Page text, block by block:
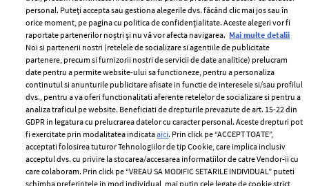
ELLE Style Awards
2024
Despre ELLE
Romania
Contact
Abonamente
Termeni si conditii
Politica de
confidențialitate
Politica de cookies
Publicitate
personal. Puteți accepta sau gestiona alegerile dvs. făcând clic mai jos sau în
orice moment, pe pagina cu politica de confidențialitate. Aceste alegeri vor fi
raportate partenerilor noștri și nu vă vor afecta navigarea. Mai multe detalii
Noi si partenerii nostri (retelele de socializare si agentiile de publicitate
partenere, precum si furnizorii nostri de servicii de date analitice) prelucram
date pentru a permite website-ului sa functioneze, pentru a personaliza
continutul si anunturile publicitare afisate in functie de interesele si/sau profilul
dvs., pentru a va oferi functionalitati aferente retelelor de socializare si pentru a
analiza traficul pe website. Beneficiati de drepturile prevazute de art. 15-22 din
GDPR in legatura cu prelucrarea datelor cu caracter personal. Aceste drepturi pot
fi exercitate prin modalitatea indicataaici. Prin click pe “ACCEPT TOATE”,
acceptati folosirea tuturor Tehnologiilor de tip Cookie, care implica inclusiv
acceptul dvs. cu privire la stocarea/accesarea informatiilor de catre Vendor-ii cu
care colaboram. Prin click pe “VREAU SA MODIFIC SETARILE INDIVIDUAL” puteti
schimba preferintele in mod individual, mai putin cele legate de cookie strict